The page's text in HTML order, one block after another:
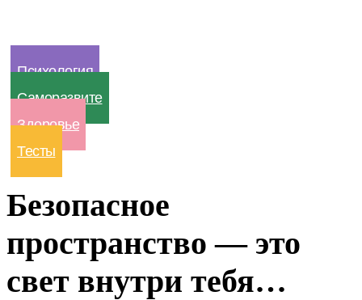
Психология
Саморазвите
Здоровье
Тесты
Безопасное
пространство — это
свет внутри тебя…